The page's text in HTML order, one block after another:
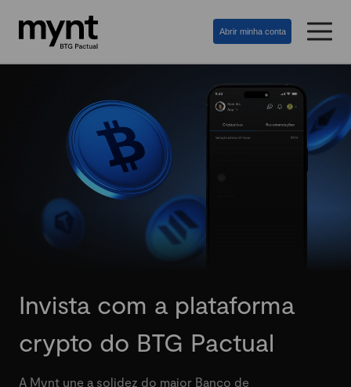
Abrir minha conta
Invista com a plataforma
crypto do BTG Pactual
A Mynt une a solidez do maior Banco de